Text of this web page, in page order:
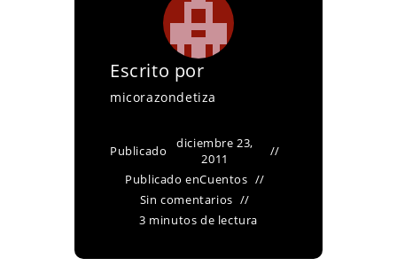
Escrito por
micorazondetiza
Publicado
diciembre 23,
2011
Publicado enCuentos
Sin comentarios
3 minutos de lectura